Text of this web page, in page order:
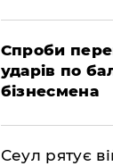
​Спроби
ударів по
бізнесмена
​Сеул рятує